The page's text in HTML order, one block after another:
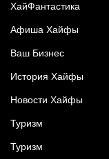
XайФантастика
Афиша Хайфы
Ваш Бизнес
История Хайфы
Новости Хайфы
Туризм
Туризм